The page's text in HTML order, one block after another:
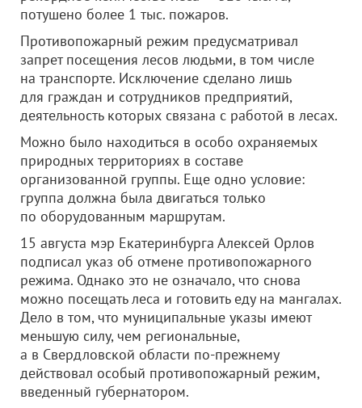
потушено более 1 тыс. пожаров.
Противопожарный режим предусматривал
запрет посещения лесов людьми, в том числе
на транспорте. Исключение сделано лишь
для граждан и сотрудников предприятий,
деятельность которых связана с работой в лесах.
Можно было находиться в особо охраняемых
природных территориях в составе
организованной группы. Еще одно условие:
группа должна была двигаться только
по оборудованным маршрутам.
15 августа мэр Екатеринбурга Алексей Орлов
подписал указ об отмене противопожарного
режима. Однако это не означало, что снова
можно посещать леса и готовить еду на мангалах.
Дело в том, что муниципальные указы имеют
меньшую силу, чем региональные,
а в Свердловской области по-прежнему
действовал особый противопожарный режим,
введенный губернатором.